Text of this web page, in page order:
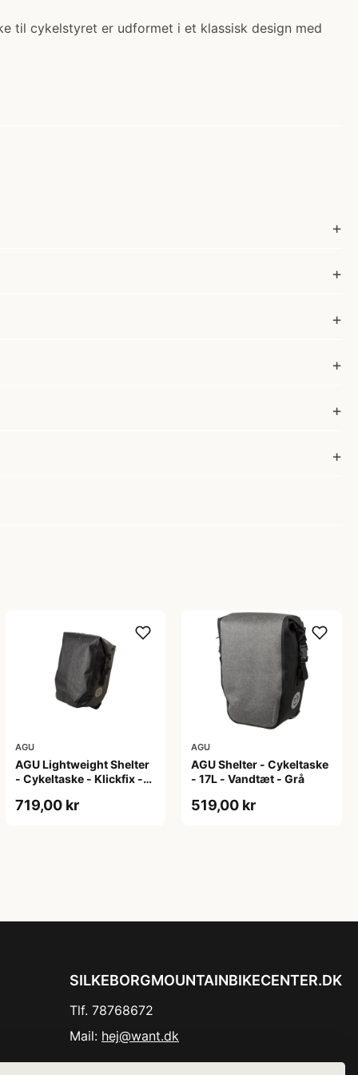
til cykelstyret er udformet i et klassisk design med
AGU
AGU Lightweight Shelter
- Cykeltaske - Klickfix -
719,00 kr
AGU
AGU Shelter - Cykeltaske
- 17L - Vandtæt - Grå
519,00 kr
SILKEBORGMOUNTAINBIKECENTER.DK
Tlf. 78768672
Mail: hej@want.dk